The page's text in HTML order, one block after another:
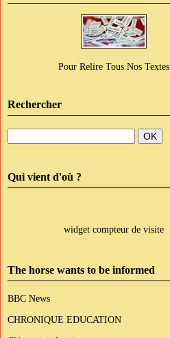
Pour Relire Tous Nos Textes
Rechercher
Qui vient d'où ?
widget compteur de visite
The horse wants to be informed
BBC News
CHRONIQUE EDUCATION